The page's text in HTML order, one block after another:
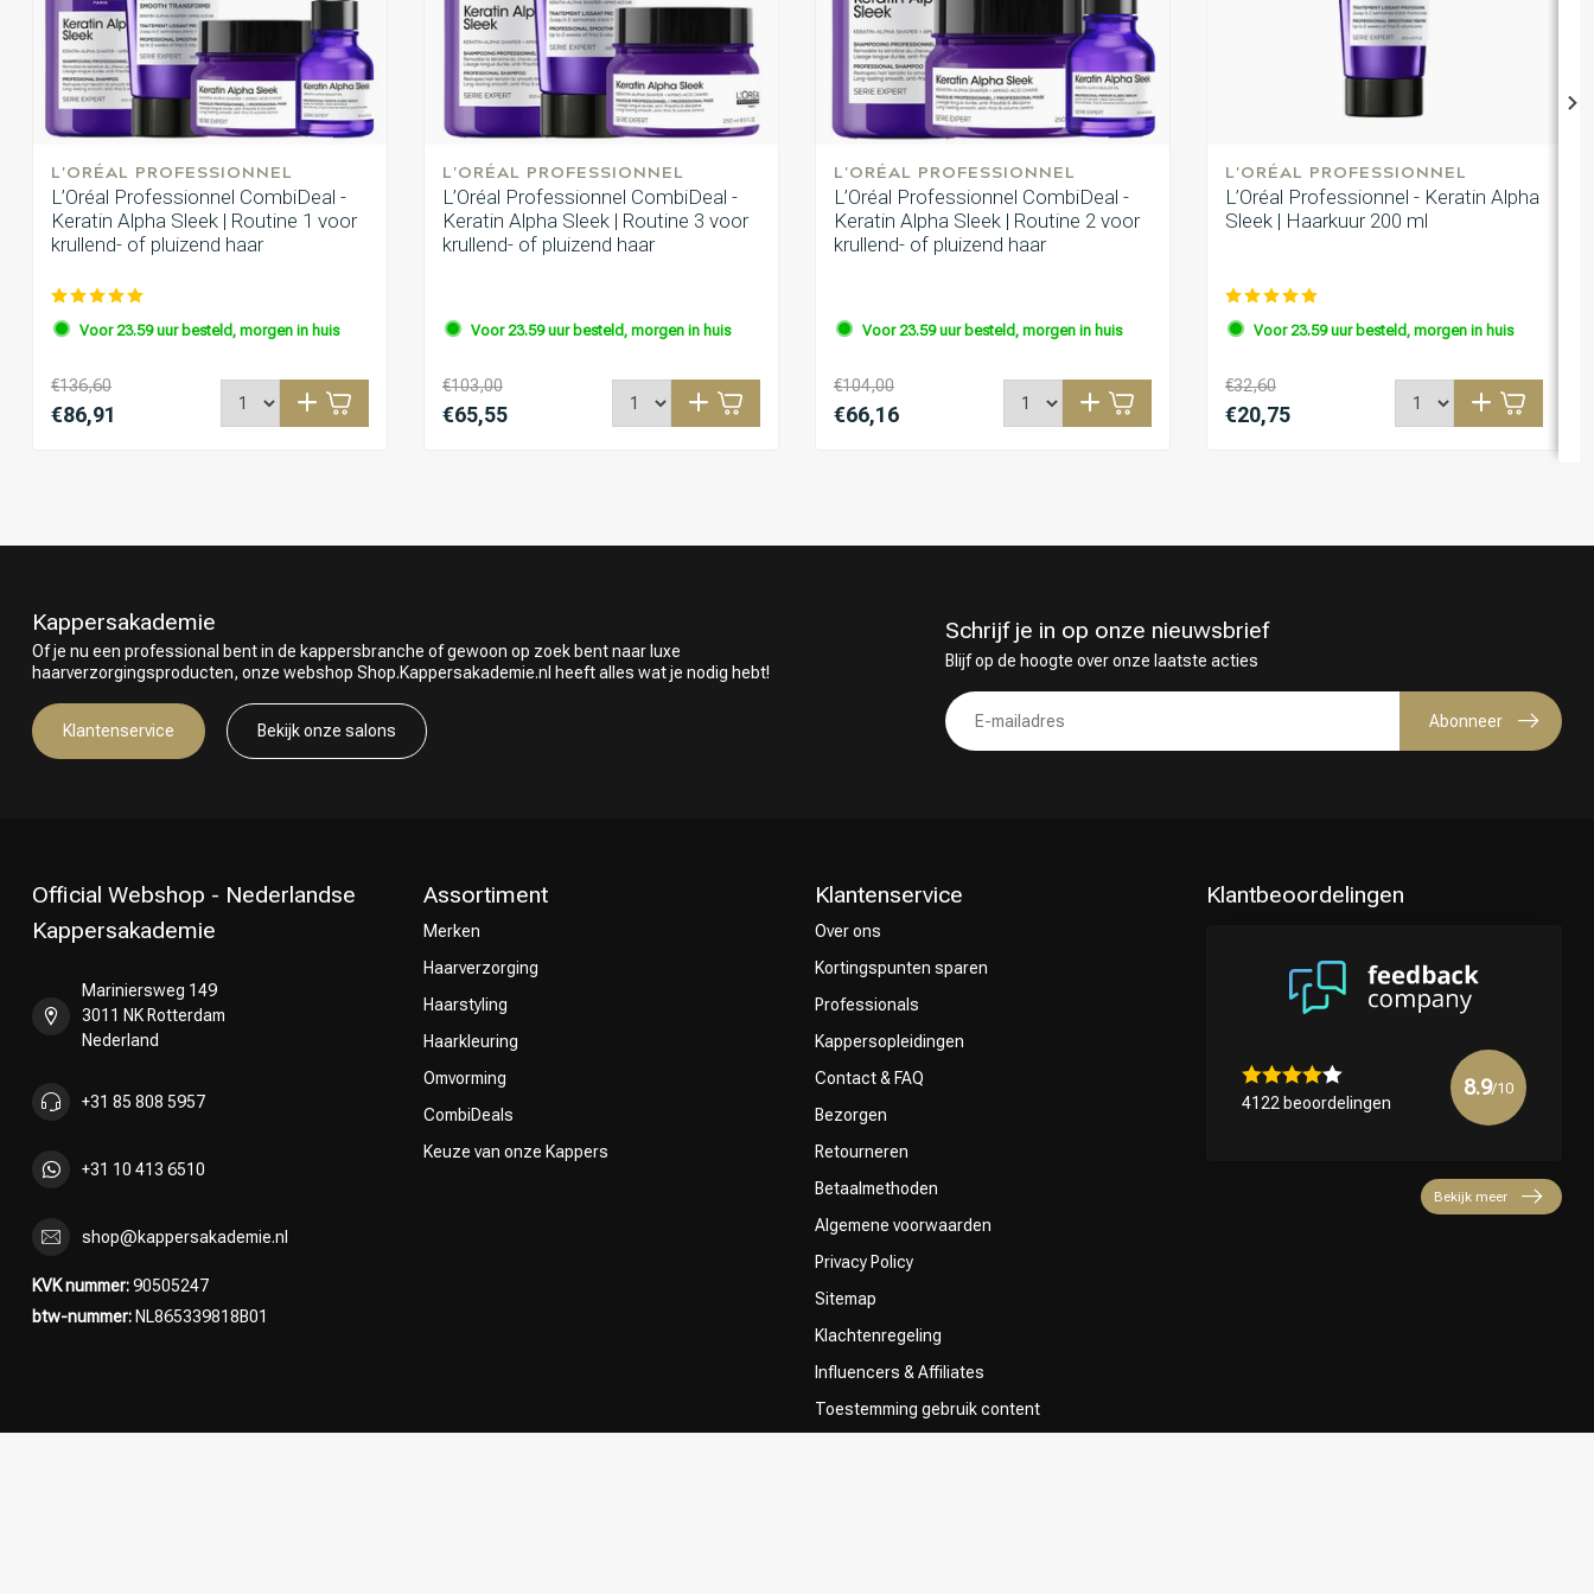
L'ORÉAL PROFESSIONNEL
L’Oréal Professionnel CombiDeal -
Keratin Alpha Sleek | Routine 1 voor
krullend- of pluizend haar
Voor 23.59 uur besteld, morgen in huis
€136,60
€86,91
L'ORÉAL PROFESSIONNEL
L’Oréal Professionnel CombiDeal -
Keratin Alpha Sleek | Routine 3 voor
krullend- of pluizend haar
Voor 23.59 uur besteld, morgen in huis
€103,00
€65,55
L'ORÉAL PROFESSIONNEL
L’Oréal Professionnel CombiDeal -
Keratin Alpha Sleek | Routine 2 voor
krullend- of pluizend haar
Voor 23.59 uur besteld, morgen in huis
€104,00
€66,16
L'ORÉAL PROFESSIONNEL
L’Oréal Professionnel - Keratin Alpha
Sleek | Haarkuur 200 ml
Voor 23.59 uur besteld, morgen in huis
€32,60
€20,75
Kappersakademie
Of je nu een professional bent in de kappersbranche of gewoon op zoek bent naar luxe
haarverzorgingsproducten, onze webshop Shop.Kappersakademie.nl heeft alles wat je nodig hebt!
Klantenservice Bekijk onze salons
Schrijf je in op onze nieuwsbrief
Blijf op de hoogte over onze laatste acties
Abonneer
Official Webshop - Nederlandse
Kappersakademie
Mariniersweg 149
3011 NK Rotterdam
Nederland
+31 85 808 5957
+31 10 413 6510
shop@kappersakademie.nl
KVK nummer:90505247
btw-nummer: NL865339818B01
Assortiment
Merken
Haarverzorging
Haarstyling
Haarkleuring
Omvorming
CombiDeals
Keuze van onze Kappers
Klantenservice
Over ons
Kortingspunten sparen
Professionals
Kappersopleidingen
Contact & FAQ
Bezorgen
Retourneren
Betaalmethoden
Algemene voorwaarden
Privacy Policy
Sitemap
Klachtenregeling
Influencers & Affiliates
Toestemming gebruik content
Klantbeoordelingen
4122 beoordelingen
8.9/10
Bekijk meer